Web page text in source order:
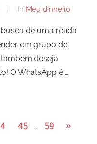
In Meu dinheiro
de uma renda
em grupo de
deseja
O WhatsApp é …
45 … 59
Next
»